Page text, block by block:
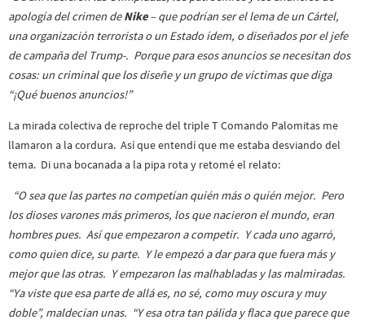
apología del crimen deNike– que podrían ser el lema de un Cártel,
una organización terrorista o un Estado ídem, o diseñados por el jefe
de campaña del Trump-. Porque para esos anuncios se necesitan dos
cosas: un criminal que los diseñe y un grupo de víctimas que diga
“¡Qué buenos anuncios!”
La mirada colectiva de reproche del triple T Comando Palomitas me
llamaron a la cordura. Así que entendí que me estaba desviando del
tema. Di una bocanada a la pipa rota y retomé el relato:
“O sea que las partes no competían quién más o quién mejor. Pero
los dioses varones más primeros, los que nacieron el mundo, eran
hombres pues. Así que empezaron a competir. Y cada uno agarró,
como quien dice, su parte. Y le empezó a dar para que fuera más y
mejor que las otras. Y empezaron las malhabladas y las malmiradas.
“Ya viste que esa parte de allá es, no sé, como muy oscura y muy
doble”, maldecían unas. “Y esa otra tan pálida y flaca que parece que